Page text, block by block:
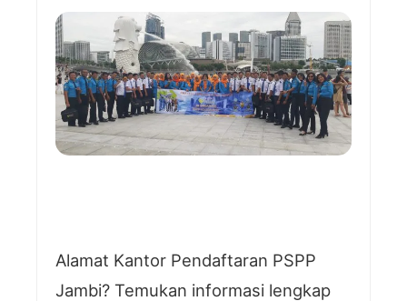
Alamat Kantor Pendaftaran PSPP
Jambi? Temukan informasi lengkap